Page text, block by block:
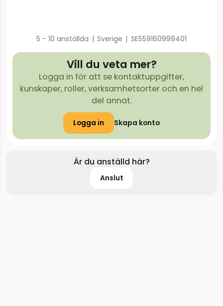
5 - 10 anställda | Sverige | SE559160999401
Vill du veta mer?
Logga in för att se kontaktuppgifter,
kunskaper, roller, verksamhetsorter och en hel
del annat.
Logga in Skapa konto
Är du anställd här?
Anslut